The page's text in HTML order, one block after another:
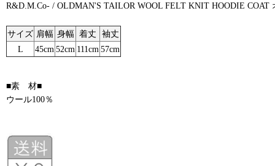
R&D.M.Co- / OLDMAN'S TAILOR WOOL FELT KNIT HOODIE
サイズ 肩幅 身幅 着丈
袖丈
L
45cm 52cm 111cm 57cm
■素 材■
ウール100％